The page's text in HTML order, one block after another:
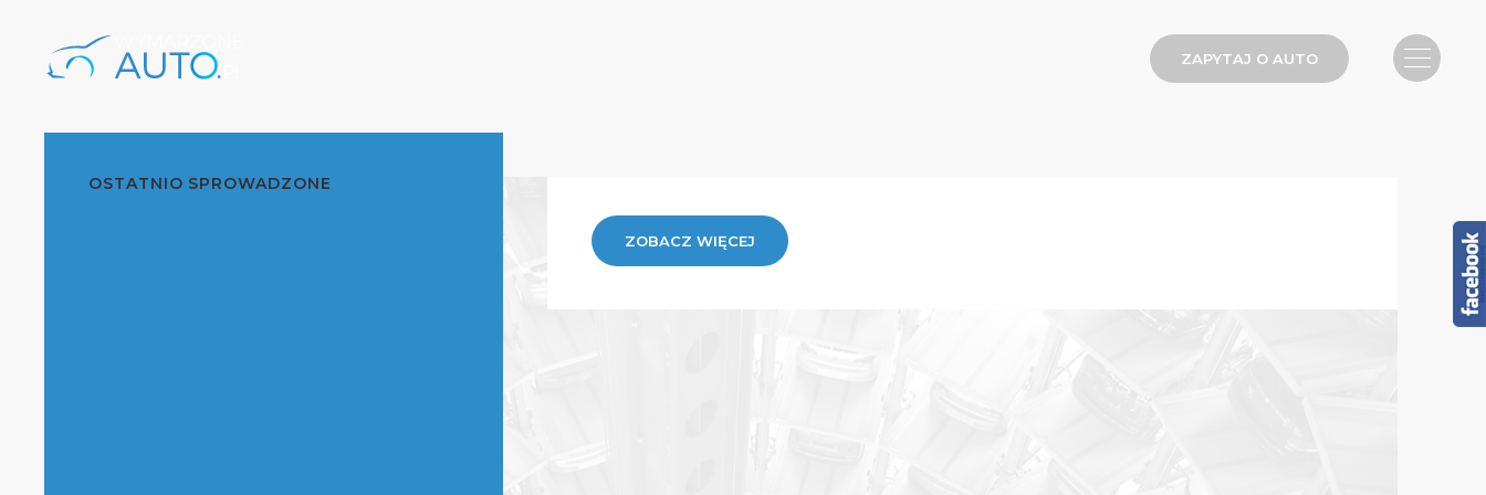
ZAPYTAJ O AUTO
OSTATNIO SPROWADZONE
ZOBACZ WIĘCEJ